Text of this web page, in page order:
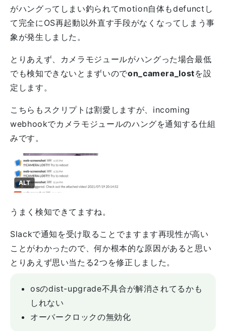
がハングってしまい釣られてmotion自体もdefunctし
て完全にOS再起動以外直す手段がなくなってしまう事
象が発生しました。
とりあえず、カメラモジュールがハングった場合最低
でも検知できないとまずいのでon_camera_lostを設
定します。
こちらもスクリプトは割愛しますが、incoming
webhookでカメラモジュールのハングを通知する仕組
みです。
ALT
うまく検知できてますね。
Slackで通知を受け取ることでますます再現性が高い
ことがわかったので、何か根本的な原因があると思い
とりあえず思い当たる2つを修正しました。
osのdist-upgrade不具合が解消されてるかも
しれない
オーバークロックの無効化